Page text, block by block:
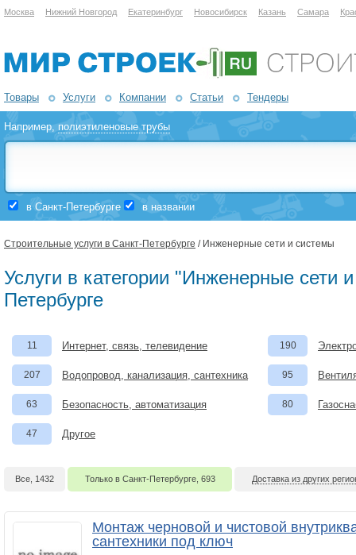
Москва Нижний Новгород Екатеринбург Новосибирск Казань Самара
Товары Услуги Компании Статьи Тендеры
Например,полиэтиленовые трубы
в Санкт-Петербурге в названии
Строительные услуги в Санкт-Петербурге / Инженерные сети и системы
Услуги в категории "Инженерные сети
Петербурге
11 Интернет, связь, телевидение 190
207 Водопровод, канализация, сантехника 95
63 Безопасность, автоматизация 80
47 Другое
Все, 1432 Только в Санкт-Петербурге, 693 Доставка из других
Монтаж черновой и чистовой
сантехники под ключ